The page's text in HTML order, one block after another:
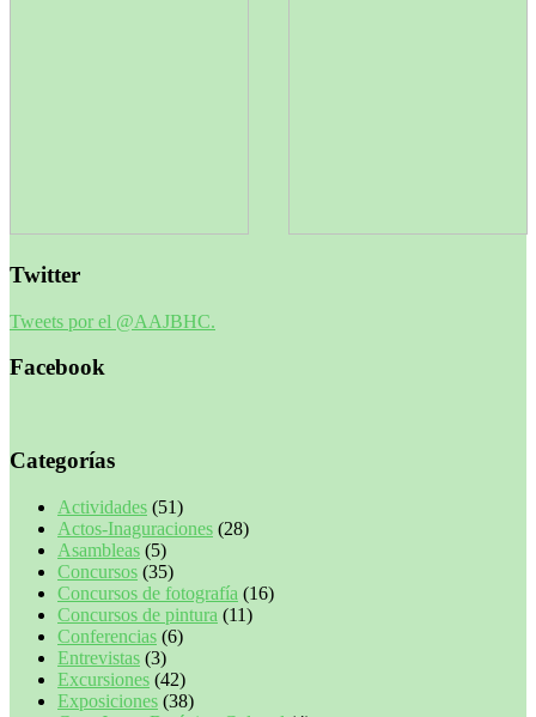
Twitter
Tweets por el @AAJBHC.
Facebook
Categorías
Actividades (51)
Actos-Inaguraciones (28)
Asambleas (5)
Concursos (35)
Concursos de fotografía (16)
Concursos de pintura (11)
Conferencias (6)
Entrevistas (3)
Excursiones (42)
Exposiciones (38)